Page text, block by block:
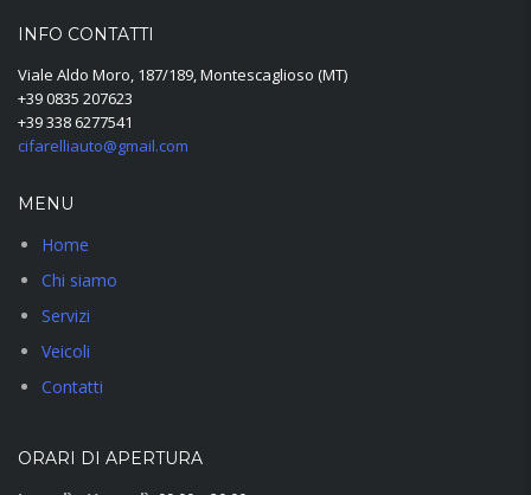
INFO CONTATTI
Viale Aldo Moro, 187/189, Montescaglioso (MT)
+39 0835 207623
+39 338 6277541
cifarelliauto@gmail.com
MENU
Home
Chi siamo
Servizi
Veicoli
Contatti
ORARI DI APERTURA